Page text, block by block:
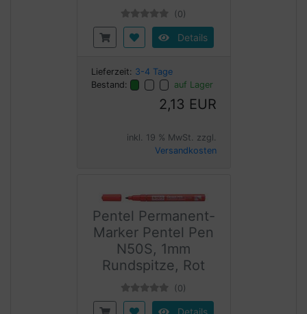
(0)
Details
Lieferzeit: 3-4 Tage
Bestand:
auf Lager
2,13 EUR
inkl. 19 % MwSt. zzgl.
Versandkosten
Pentel Permanent-
Marker Pentel Pen
N50S, 1mm
Rundspitze, Rot
(0)
Details